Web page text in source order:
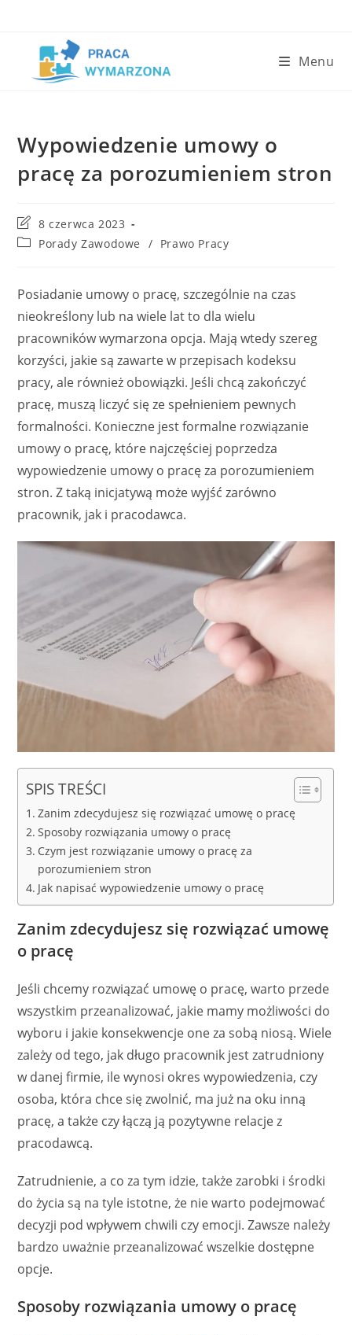
Menu
Wypowiedzenie umowy o
pracę za porozumieniem stron
Post
last
modified:
8 czerwca 2023
PostPorady Zawodowe / Prawo Pracy
Posiadanie umowy o pracę, szczególnie na czas
nieokreślony lub na wiele lat to dla wielu
pracowników wymarzona opcja. Mają wtedy szereg
korzyści, jakie są zawarte w przepisach kodeksu
pracy, ale również obowiązki. Jeśli chcą zakończyć
pracę, muszą liczyć się ze spełnieniem pewnych
formalności. Konieczne jest formalne rozwiązanie
umowy o pracę, które najczęściej poprzedza
wypowiedzenie umowy o pracę za porozumieniem
stron. Z taką inicjatywą może wyjść zarówno
pracownik, jak i pracodawca.
SPIS TREŚCI
Zanim zdecydujesz się rozwiązać umowę o pracę
Sposoby rozwiązania umowy o pracę
Czym jest rozwiązanie umowy o pracę za
porozumieniem stron
Jak napisać wypowiedzenie umowy o pracę
Zanim zdecydujesz się rozwiązać umowę
o pracę
Jeśli chcemy rozwiązać umowę o pracę, warto przede
wszystkim przeanalizować, jakie mamy możliwości do
wyboru i jakie konsekwencje one za sobą niosą. Wiele
zależy od tego, jak długo pracownik jest zatrudniony
w danej firmie, ile wynosi okres wypowiedzenia, czy
osoba, która chce się zwolnić, ma już na oku inną
pracę, a także czy łączą ją pozytywne relacje z
pracodawcą.
Zatrudnienie, a co za tym idzie, także zarobki i środki
do życia są na tyle istotne, że nie warto podejmować
decyzji pod wpływem chwili czy emocji. Zawsze należy
bardzo uważnie przeanalizować wszelkie dostępne
opcje.
Sposoby rozwiązania umowy o pracę